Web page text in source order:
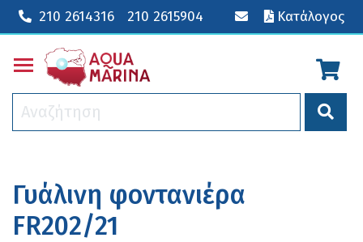
210 2614316 210 2615904 Κατάλογος
Toggle main menu visibility
Γυάλινη φοντανιέρα
FR202/21